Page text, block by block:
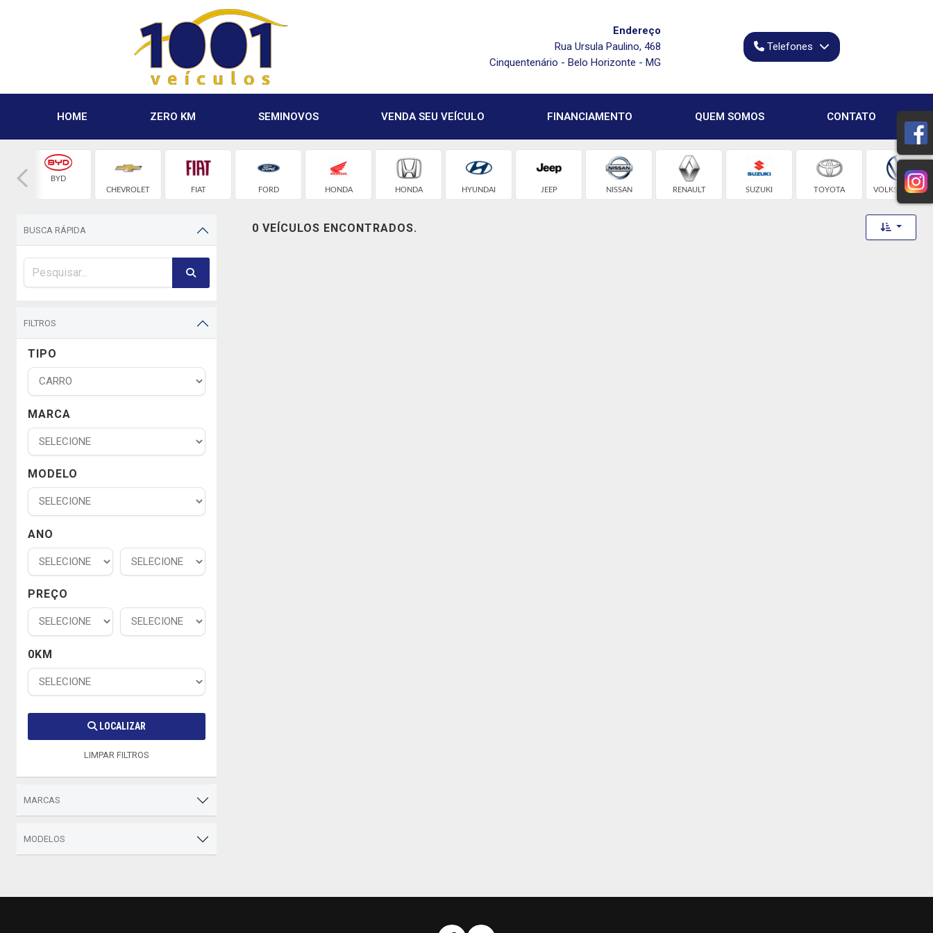
Endereço
Rua Ursula Paulino, 468
Cinquentenário - Belo Horizonte - MG
Telefones
HOME ZERO KM SEMINOVOS VENDA SEU VEÍCULO FINANCIAMENTO QUEM SOMOS CONTATO
BYD
CHEVROLET
FIAT FORD HONDA HONDA HYUNDAI JEEP NISSAN RENAULT SUZUKI TOYOTA VOLKSWAGEN
BUSCA RÁPIDA
FILTROS
TIPO
MARCA
MODELO
ANO
PREÇO
0KM
LOCALIZAR
LIMPAR FILTROS
MARCAS
MODELOS
0 VEÍCULOS ENCONTRADOS. Toggle